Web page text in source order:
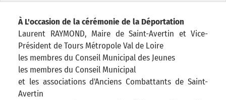
À L'occasion de la cérémonie de la Déportation
Laurent RAYMOND, Maire de Saint-Avertin et Vice-
Président de Tours Métropole Val de Loire
les membres du Conseil Municipal des Jeunes
les membres du Conseil Municipal
et les associations d'Anciens Combattants de Saint-
Avertin